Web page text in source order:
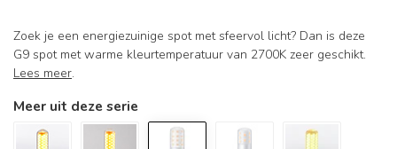
Zoek je een energiezuinige spot met sfeervol licht? Dan is deze
G9 spot met warme kleurtemperatuur van 2700K zeer geschikt.
Lees meer.
Meer uit deze serie